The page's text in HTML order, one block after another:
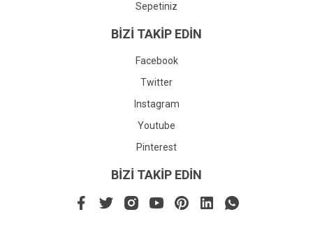
Sepetiniz
BİZİ TAKİP EDİN
Facebook
Twitter
Instagram
Youtube
Pinterest
BİZİ TAKİP EDİN